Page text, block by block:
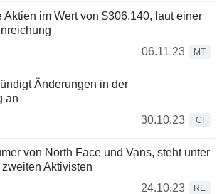
Aktien im Wert von $306,140, laut einer
06.11.23
MT
Änderungen in der
an
30.10.23
CI
von North Face und Vans, steht unter
Aktivisten
24.10.23
RE